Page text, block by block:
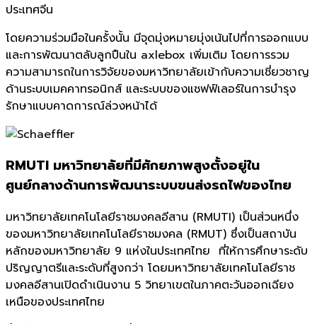
ประเทศจีน
โดยความร่วมมือในครั้งนั้น มีจุดมุ่งหมายมุ่งเน้นไปที่การออกแบบ
และการพัฒนาตลับลูกปืนใน axlebox เพิ่มเติม โดยการรวม
ความสามารถในการวิจัยของมหาวิทยาลัยเข้ากับความเชี่ยวชาญ
ด้านระบบเมคคาทรอนิกส์ และระบบของแชฟฟ์เลอร์ในการบำรุง
รักษาแบบคาดการณ์ล่วงหน้าได้
RMUTI มหาวิทยาลัยที่มีศักยภาพสูงตั้งอยู่ใน
ศูนย์กลางด้านการพัฒนาระบบขนส่งรถไฟของไทย
มหาวิทยาลัยเทคโนโลยีราชมงคลอีสาน (RMUTI) เป็นส่วนหนึ่ง
ของมหาวิทยาลัยเทคโนโลยีราชมงคล (RMUT) ซึ่งเป็นสถาบัน
หลักของมหาวิทยาลัย 9 แห่งในประเทศไทย ที่ให้การศึกษาระดับ
ปริญญาตรีและระดับที่สูงกว่า โดยมหาวิทยาลัยเทคโนโลยีราช
มงคลอีสานเปิดดำเนินงาน 5 วิทยาเขตในภาคตะวันออกเฉียง
เหนือของประเทศไทย